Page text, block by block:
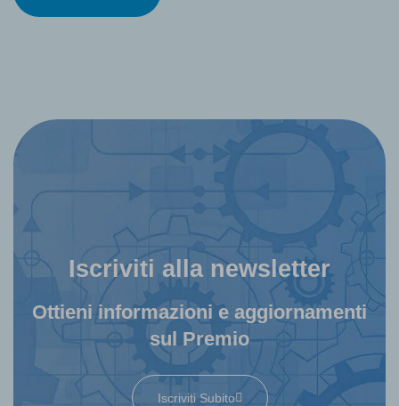
Iscriviti alla newsletter
Ottieni informazioni e aggiornamenti
sul Premio
Iscriviti Subito